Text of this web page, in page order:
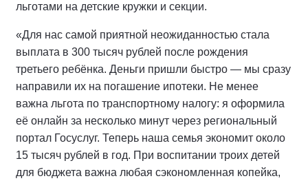
льготами на детские кружки и секции.
«Для нас самой приятной неожиданностью стала
выплата в 300 тысяч рублей после рождения
третьего ребёнка. Деньги пришли быстро — мы сразу
направили их на погашение ипотеки. Не менее
важна льгота по транспортному налогу: я оформила
её онлайн за несколько минут через региональный
портал Госуслуг. Теперь наша семья экономит около
15 тысяч рублей в год. При воспитании троих детей
для бюджета важна любая сэкономленная копейка,